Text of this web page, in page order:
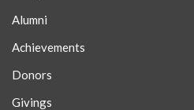
Alumni
Achievements
Donors
Givings